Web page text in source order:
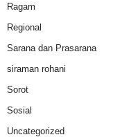
Ragam
Regional
Sarana dan Prasarana
siraman rohani
Sorot
Sosial
Uncategorized